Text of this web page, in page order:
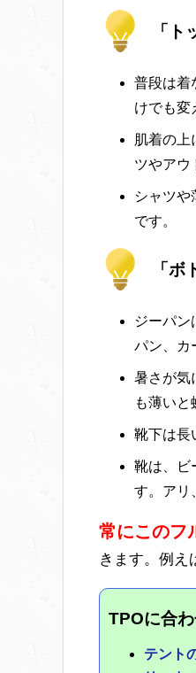
「
普段は着
けでも変
肌着の上
ツやアウ
シャツや
です。
「
ジーパン
パン、カ
暑さが気
も薄いと
靴下は長
靴は、ビ
す。アリ
常にこのフ
きます。例え
TPOに合
テント